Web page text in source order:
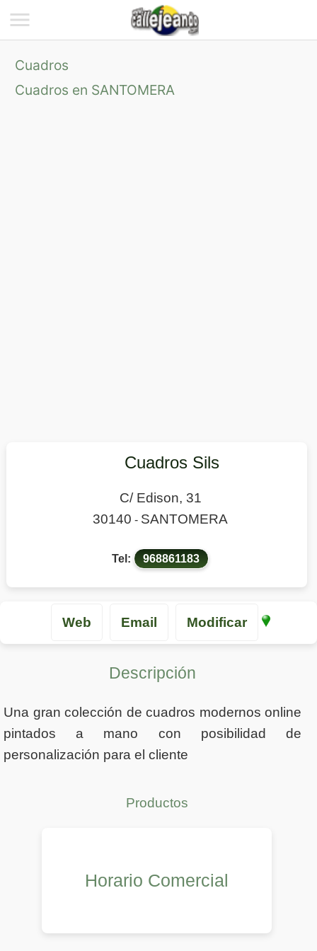
Cuadros
Cuadros en SANTOMERA
Cuadros Sils
C/ Edison, 31
30140 - SANTOMERA
Tel: 968861183
Web Email Modificar
Descripción
Una gran colección de cuadros modernos online
pintados a mano con posibilidad de
personalización para el cliente
Productos
Horario Comercial